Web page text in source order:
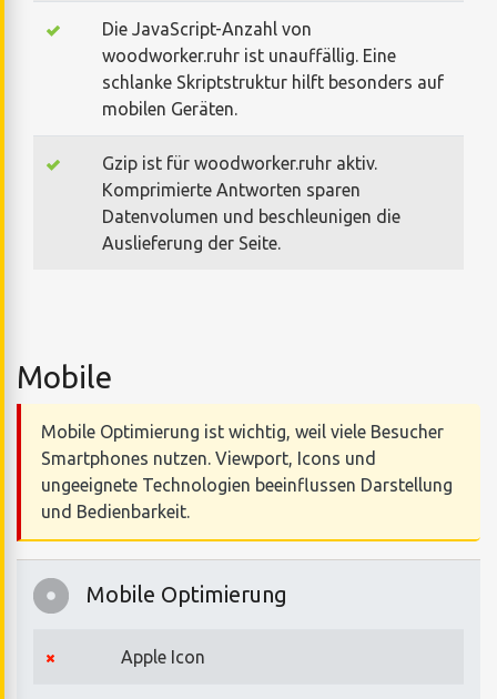
Die JavaScript-Anzahl von
woodworker.ruhr ist unauffällig. Eine
schlanke Skriptstruktur hilft besonders auf
mobilen Geräten.
Gzip ist für woodworker.ruhr aktiv.
Komprimierte Antworten sparen
Datenvolumen und beschleunigen die
Auslieferung der Seite.
Mobile
Mobile Optimierung ist wichtig, weil viele Besucher
Smartphones nutzen. Viewport, Icons und
ungeeignete Technologien beeinflussen Darstellung
und Bedienbarkeit.
Mobile Optimierung
Apple Icon